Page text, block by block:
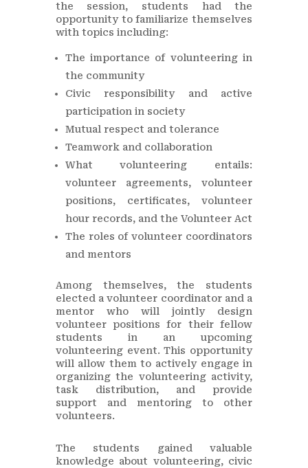
the session, students had the
opportunity to familiarize themselves
with topics including:
The importance of volunteering in
the community
Civic responsibility and active
participation in society
Mutual respect and tolerance
Teamwork and collaboration
What volunteering entails:
volunteer agreements, volunteer
positions, certificates, volunteer
hour records, and the Volunteer Act
The roles of volunteer coordinators
and mentors
Among themselves, the students
elected a volunteer coordinator and a
mentor who will jointly design
volunteer positions for their fellow
students in an upcoming
volunteering event. This opportunity
will allow them to actively engage in
organizing the volunteering activity,
task distribution, and provide
support and mentoring to other
volunteers.
The students gained valuable
knowledge about volunteering, civic